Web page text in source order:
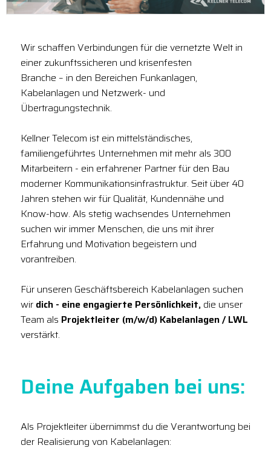
Wir schaffen Verbindungen für die vernetzte Welt in
einer zukunftssicheren und krisenfesten
Branche – in den Bereichen Funkanlagen,
Kabelanlagen und Netzwerk- und
Übertragungstechnik.
Kellner Telecom ist ein mittelständisches,
familiengeführtes Unternehmen mit mehr als 300
Mitarbeitern - ein erfahrener Partner für den Bau
moderner Kommunikationsinfrastruktur. Seit über 40
Jahren stehen wir für Qualität, Kundennähe und
Know-how. Als stetig wachsendes Unternehmen
suchen wir immer Menschen, die uns mit ihrer
Erfahrung und Motivation begeistern und
vorantreiben.
Für unseren Geschäftsbereich Kabelanlagen suchen
wir dich - eine engagierte Persönlichkeit, die unser
Team als Projektleiter (m/w/d) Kabelanlagen / LWL
verstärkt.
Deine Aufgaben bei uns:
Als Projektleiter übernimmst du die Verantwortung bei
der Realisierung von Kabelanlagen: